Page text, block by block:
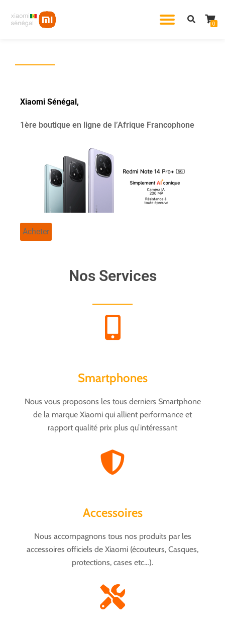
Aller
0
Xiaomi Sénégal,
1ère boutique en ligne de l’Afrique Francophone
Acheter
Nos Services
Smartphones
Nous vous proposons les tous derniers Smartphone
de la marque Xiaomi qui allient performance et
rapport qualité prix plus qu’intéressant
Accessoires
Nous accompagnons tous nos produits par les
accessoires officiels de Xiaomi (écouteurs, Casques,
protections, cases etc…).